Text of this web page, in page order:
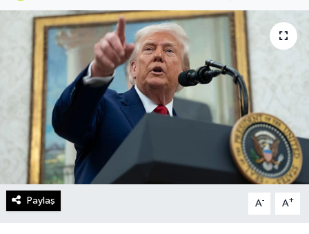
Paylaş A- A+
Lider Haber TV Canlı Yayın izle